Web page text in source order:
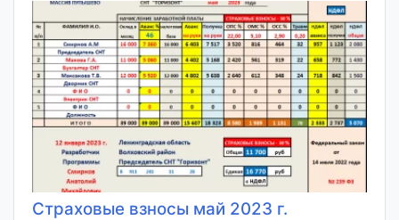
Страховые взносы май 2023 г.